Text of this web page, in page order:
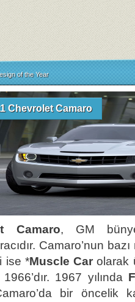
of the Year
Chevrolet Camaro
Camaro, GM
Camaro’nun
ise *Muscle Carolarak
1967 yılında
bir öncelik